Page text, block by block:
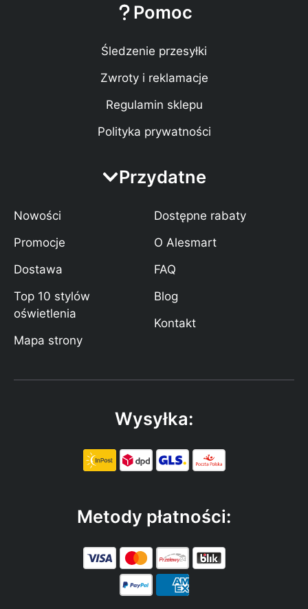
Pomoc
Śledzenie przesyłki
Zwroty i reklamacje
Regulamin sklepu
Polityka prywatności
Przydatne
Nowości
Promocje
Dostawa
Top 10 stylów
oświetlenia
Mapa strony
Dostępne rabaty
O Alesmart
FAQ
Blog
Kontakt
Wysyłka:
Metody płatności: